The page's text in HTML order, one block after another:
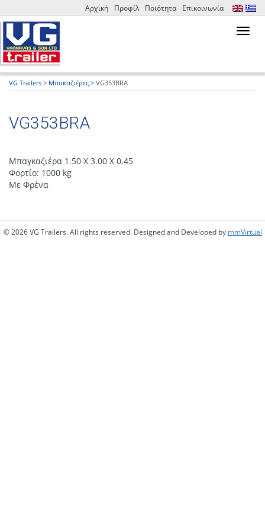
Αρχική Προφίλ Ποιότητα Επικοινωνία
VG Trailers > Μπακαζιέρες > VG353BRA
VG353BRA
Μπαγκαζιέρα 1.50 X 3.00 Χ 0.45
Φορτίο: 1000 kg
Με Φρένα
© 2026 VG Trailers. All rights reserved. Designed and Developed by mmVirtual